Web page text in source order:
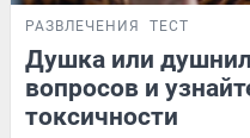
РАЗВЛЕЧЕНИЯ ТЕСТ
Душка или
вопросов и
токсичности